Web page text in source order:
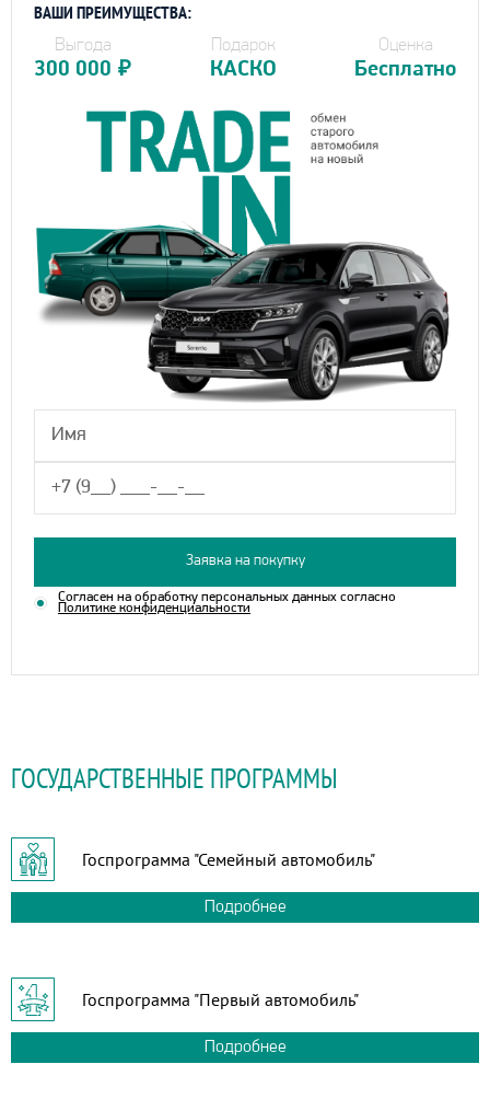
ВАШИ ПРЕИМУЩЕСТВА:
Выгода
300 000 ₽
Подарок
КАСКО
Оценка
Бесплатно
Заявка на покупку
Согласен на обработку персональных данных согласно
Политике конфиденциальности
ГОСУДАРСТВЕННЫЕ ПРОГРАММЫ
Госпрограмма "Семейный автомобиль"
Подробнее
Госпрограмма "Первый автомобиль"
Подробнее